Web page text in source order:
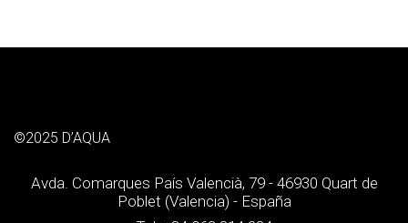
©2025 D’AQUA
Avda. Comarques País Valencià, 79 - 46930 Quart de
Poblet (Valencia) - España